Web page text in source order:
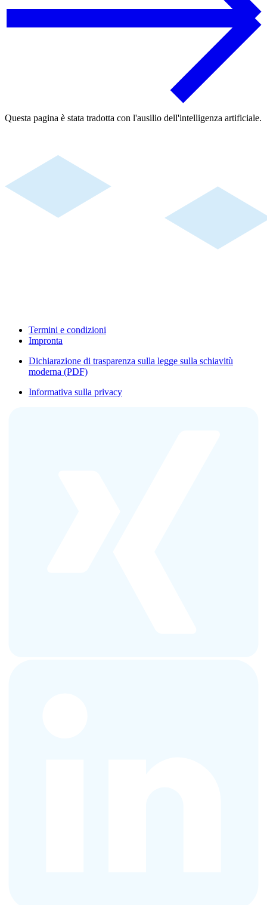
Questa pagina è stata tradotta con l'ausilio dell'intelligenza artificiale.
Termini e condizioni
Impronta
Dichiarazione di trasparenza sulla legge sulla schiavitù
moderna (PDF)
Informativa sulla privacy